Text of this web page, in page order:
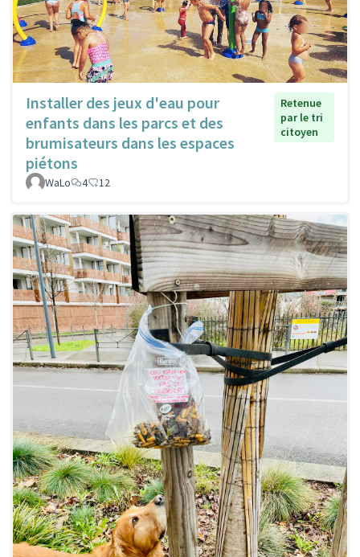
Installer des jeux d'eau pour
enfants dans les parcs et des
brumisateurs dans les espaces
piétons
Retenue
par le tri
citoyen
WaLo 4 12